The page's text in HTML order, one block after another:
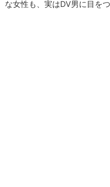
な女性も、実はDV男に目を